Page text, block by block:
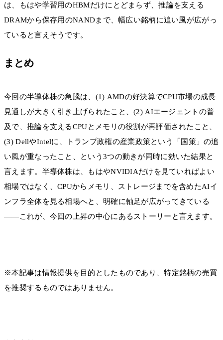
は、もはや学習用のHBMだけにとどまらず、推論を支える
DRAMから保存用のNANDまで、幅広い銘柄に追い風が広がっ
ていると言えそうです。
まとめ
今回の半導体株の急騰は、(1) AMDの好決算でCPU市場の成長
見通しが大きく引き上げられたこと、(2) AIエージェントの普
及で、推論を支えるCPUとメモリの役割が再評価されたこと、
(3) DellやIntelに、トランプ政権の産業政策という「国策」の追
い風が重なったこと、という3つの動きが同時に効いた結果と
言えます。半導体株は、もはやNVIDIAだけを見ていればよい
相場ではなく、CPUからメモリ、ストレージまでを含めたAIイ
ンフラ全体を見る相場へと、明確に軸足が広がってきている
――これが、今回の上昇の中心にあるストーリーと言えます。
※本記事は情報提供を目的としたものであり、特定銘柄の売買
を推奨するものではありません。